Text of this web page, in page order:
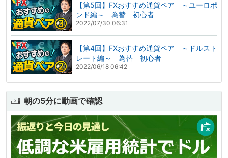
【第5回】FXおすすめ通貨ペア ～ユーロポ
ンド編～ 為替 初心者
2022/07/30 06:31
【第4回】FXおすすめ通貨ペア ～ドルスト
レート編～ 為替 初心者
2022/06/18 06:42
朝の5分に動画で確認